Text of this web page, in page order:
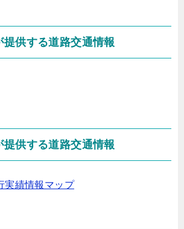
提供する道路交通情報
供する道路交通情報
実績情報マップ